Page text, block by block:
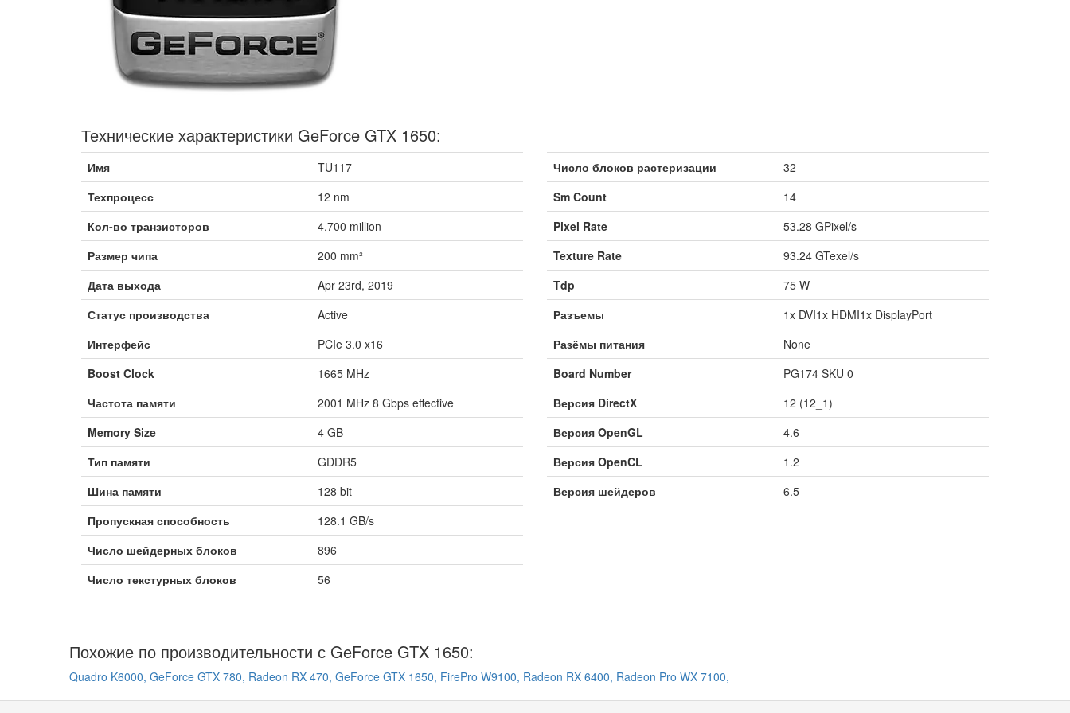
Технические характеристики GeForce GTX 1650:
Имя
TU117
Техпроцесс
12 nm
Кол-во транзисторов
4,700 million
Размер чипа
200 mm²
Дата выхода
Apr 23rd, 2019
Статус производства
Active
Интерфейс
PCIe 3.0 x16
Boost Clock
1665 MHz
Частота памяти
2001 MHz 8 Gbps effective
Memory Size
4 GB
Тип памяти
GDDR5
Шина памяти
128 bit
Пропускная способность
128.1 GB/s
Число шейдерных блоков
896
Число текстурных блоков
56
Число блоков растеризации
32
Sm Count
14
Pixel Rate
53.28 GPixel/s
Texture Rate
93.24 GTexel/s
Tdp
75 W
Разъемы
1x DVI1x HDMI1x DisplayPort
Разёмы питания
None
Board Number
PG174 SKU 0
Версия DirectX
12 (12_1)
Версия OpenGL
4.6
Версия OpenCL
1.2
Версия шейдеров
6.5
Похожие по производительности с GeForce GTX 1650:
Quadro K6000, GeForce GTX 780, Radeon RX 470, GeForce GTX 1650, FirePro W9100, Radeon RX 6400, Radeon Pro WX 7100,